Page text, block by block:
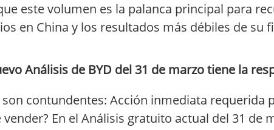
este volumen es la palanca principal para
en China y los resultados más débiles de su
Análisis de BYD del 31 de marzo tiene la
contundentes: Acción inmediata requerida
En el Análisis gratuito actual del 31 de